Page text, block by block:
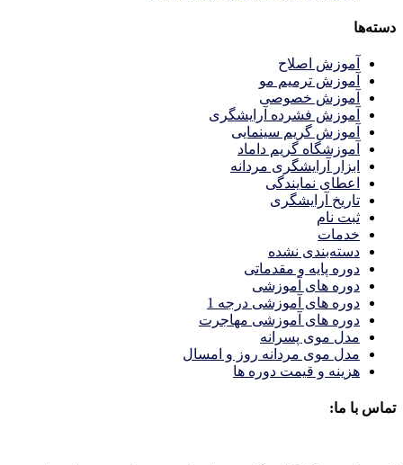
دسته‌ها
آموزش اصلاح
آموزش ترمیم مو
آموزش خصوصی
آموزش فشرده آرایشگری
آموزش گریم سینمایی
آموزشگاه گریم داماد
ابزار آرایشگری مردانه
اعطای نمایندگی
تاریخ آرایشگری
ثبت نام
خدمات
دسته‌بندی نشده
دوره پایه و مقدماتی
دوره های آموزشی
دوره های آموزشی درجه 1
دوره های آموزشی مهاجرت
مدل موی پسرانه
مدل موی مردانه روز و امسال
هزینه و قیمت دوره ها
تماس با ما: